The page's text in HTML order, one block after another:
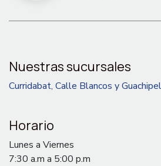
Nuestras sucursales
Curridabat, Calle Blancos y
Horario
Lunes a Viernes
7:30 a.m a 5:00 p.m